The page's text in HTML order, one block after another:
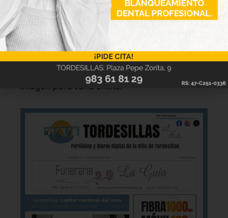
Nueva edición
disponible
Hazte ya con la trigésimo séptima edición de
la revista Tordesillas al día. Haz clic sobre la
imagen para verla online.